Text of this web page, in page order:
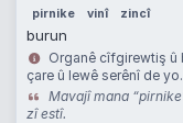
pirnike vinî zincî
burun
Organê cîfgirewtiş û
çare û lewê serênî de yo.
Mavajî mana
zî estî.